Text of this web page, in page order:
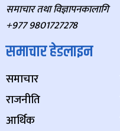
समाचार तथा विज्ञापनकालागि
+977 9801727278
समाचार हेडलाइन
समाचार
राजनीति
आर्थिक